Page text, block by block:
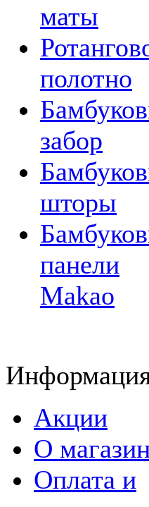
маты
полотно
забор
шторы
панели
Makao
Акции
О
Оплата и